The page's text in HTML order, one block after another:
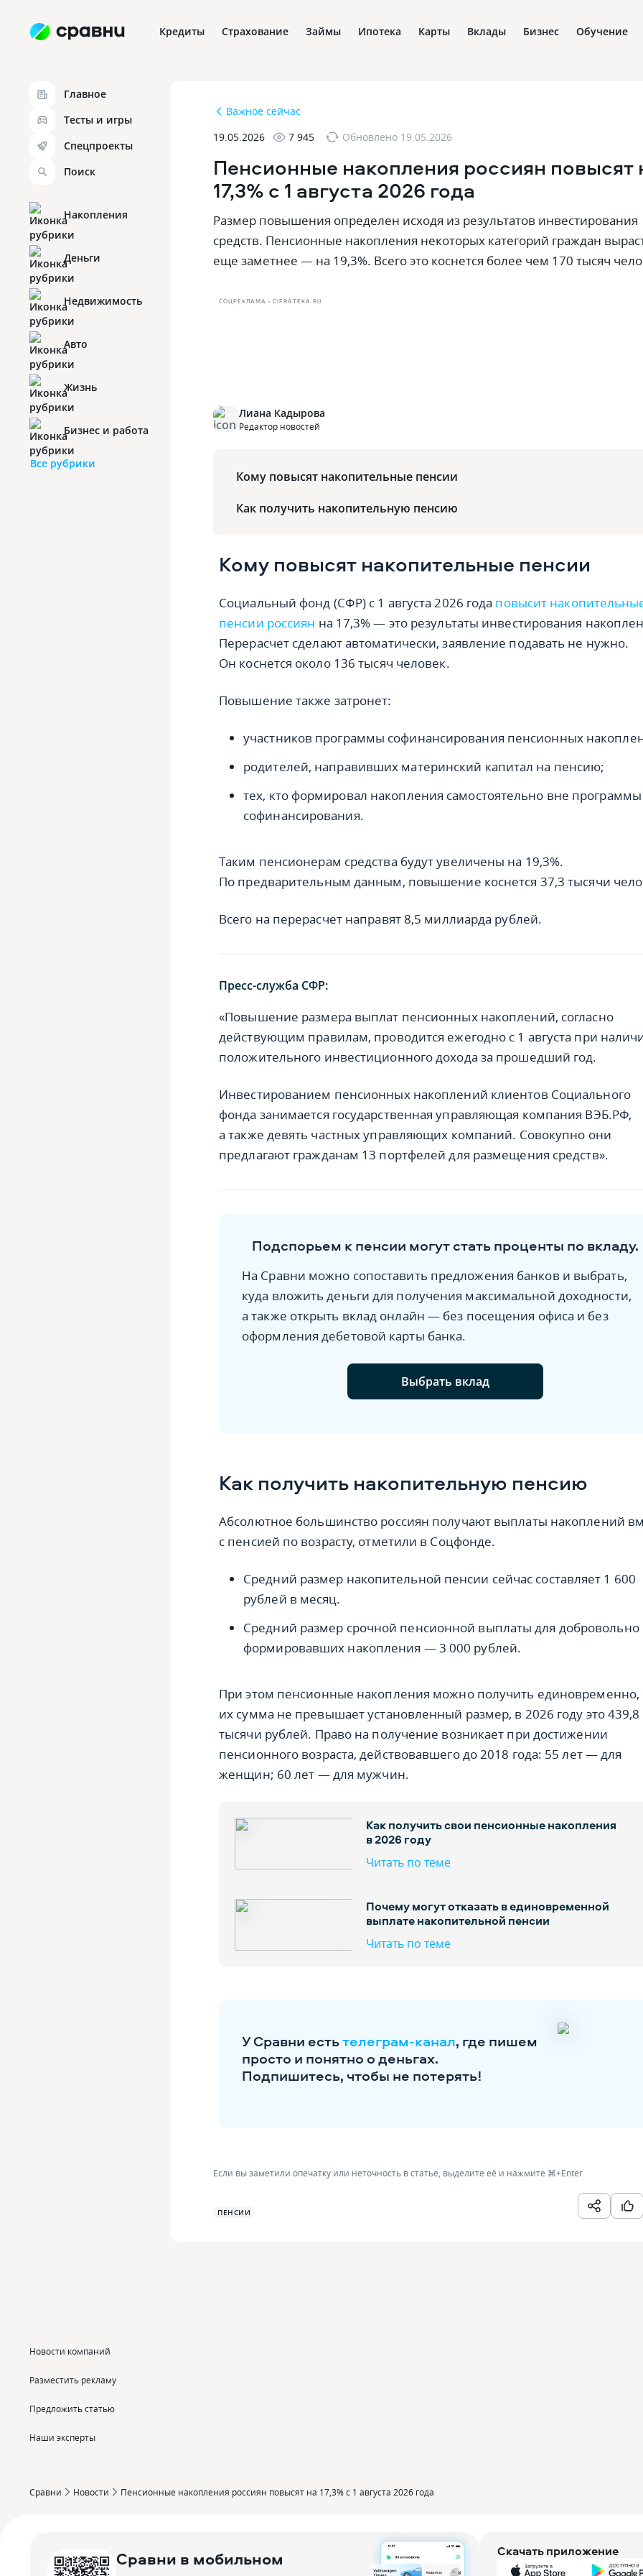
Кредиты Страхование Займы Ипотека Карты Вклады Бизнес Обучение
Главное
Тесты и игры
Спецпроекты
Поиск
Накопления
Деньги
Недвижимость
Авто
Жизнь
Бизнес и работа
Все рубрики
Новости компаний
Разместить рекламу
Предложить статью
Наши эксперты
Важное сейчас
19.05.2026
7 945 Обновлено 19.05.2026
Пенсионные накопления россиян повысят
17,3% с 1 августа 2026 года
Размер повышения определен исходя из результатов инвестирования
средств. Пенсионные накопления некоторых категорий граждан
еще заметнее — на 19,3%. Всего это коснется более чем 170 тысяч
СОЦРЕКЛАМА • CIFRATEKA.RU
Лиана Кадырова
Редактор новостей
Кому повысят накопительные пенсии
Как получить накопительную пенсию
Кому повысят накопительные пенсии
Социальный фонд (СФР) с 1 августа 2026 года повысит
пенсии россиян на 17,3% — это результаты инвестирования
Перерасчет сделают автоматически, заявление подавать не нужно.
Он коснется около 136 тысяч человек.
Повышение также затронет:
участников программы софинансирования пенсионных
родителей, направивших материнский капитал на пенсию;
тех, кто формировал накопления самостоятельно вне программы
софинансирования.
Таким пенсионерам средства будут увеличены на 19,3%.
По предварительным данным, повышение коснется 37,3 тысячи
Всего на перерасчет направят 8,5 миллиарда рублей.
Пресс-служба СФР:
«Повышение размера выплат пенсионных накоплений, согласно
действующим правилам, проводится ежегодно с 1 августа при
положительного инвестиционного дохода за прошедший год.
Инвестированием пенсионных накоплений клиентов Социального
фонда занимается государственная управляющая компания ВЭБ.РФ,
а также девять частных управляющих компаний. Совокупно они
предлагают гражданам 13 портфелей для размещения средств».
Подспорьем к пенсии могут стать проценты по вкладу.
На Сравни можно сопоставить предложения банков и выбрать,
куда вложить деньги для получения максимальной доходности,
а также открыть вклад онлайн — без посещения офиса и без
оформления дебетовой карты банка.
Выбрать вклад
Как получить накопительную пенсию
Абсолютное большинство россиян получают выплаты накоплений
с пенсией по возрасту, отметили в Соцфонде.
Средний размер накопительной пенсии сейчас составляет 1 600
рублей в месяц.
Средний размер срочной пенсионной выплаты для добровольно
формировавших накопления — 3 000 рублей.
При этом пенсионные накопления можно получить единовременно,
их сумма не превышает установленный размер, в 2026 году это 439,8
тысячи рублей. Право на получение возникает при достижении
пенсионного возраста, действовавшего до 2018 года: 55 лет — для
женщин; 60 лет — для мужчин.
Как получить свои пенсионные накопления
в 2026 году
Читать по теме
Почему могут отказать в единовременной
выплате накопительной пенсии
Читать по теме
У Сравни естьтелеграм-канал, где пишем
просто и понятно о деньгах.
Подпишитесь, чтобы не потерять!
Если вы заметили опечатку или неточность в статье, выделите её и нажмите ⌘+Enter
ПЕНСИИ
Сравни Новости Пенсионные накопления россиян повысят на 17,3% с 1 августа 2026 года
Сравни в мобильном
Скачать приложение